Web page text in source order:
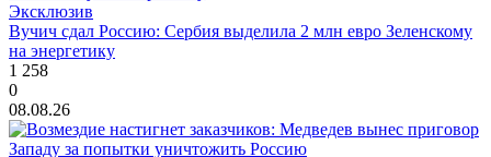
Эксклюзив
Вучич сдал Россию: Сербия выделила 2 млн евро Зеленскому
на энергетику
1 258
0
08.08.26